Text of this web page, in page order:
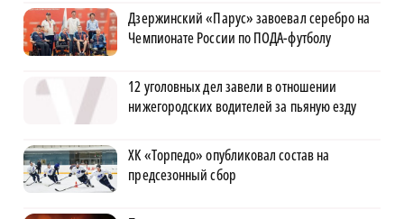
Дзержинский «Парус» завоевал серебро на
Чемпионате России по ПОДА-футболу
12 уголовных дел завели в отношении
нижегородских водителей за пьяную езду
ХК «Торпедо» опубликовал состав на
предсезонный сбор